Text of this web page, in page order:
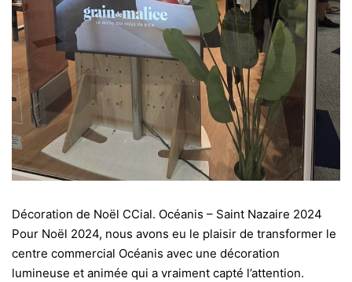
Décoration de Noël CCial. Océanis – Saint Nazaire 2024
Pour Noël 2024, nous avons eu le plaisir de transformer le
centre commercial Océanis avec une décoration
lumineuse et animée qui a vraiment capté l’attention.